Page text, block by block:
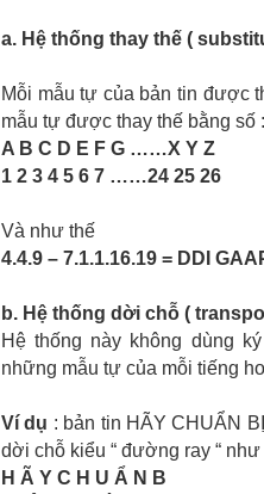
a. Hệ thống thay thế (
Mỗi mẫu tự của bản tin được
mẫu tự được thay thế bằng số :
A B C D E F G ……X Y Z
1 2 3 4 5 6 7 ……24 25 26
Và như thế
4.4.9 – 7.1.1.16.19 = DDI
b. Hệ thống dời chỗ (
Hệ thống này không dùng
những mẫu tự của mỗi tiếng
Ví dụ : bản tin HÃY CHUẨN
dời chỗ kiểu “ đường ray “ như
H Ã Y C H U Ẩ N B